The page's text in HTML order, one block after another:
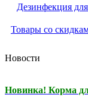
Дезинфекция
Товары со
Новости
Новинка! Корма